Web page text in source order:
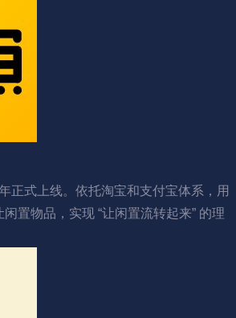
正式上线。依托淘宝和支付宝体系，用
置物品，实现 “让闲置流转起来” 的理